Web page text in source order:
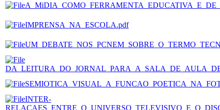
IMPRENSA_NA_ESCOLA.pdf
INTER-